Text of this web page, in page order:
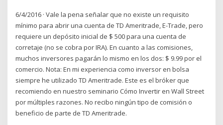
6/4/2016 · Vale la pena señalar que no existe un requisito
mínimo para abrir una cuenta de TD Ameritrade, E-Trade, pero
requiere un depósito inicial de $ 500 para una cuenta de
corretaje (no se cobra por IRA). En cuanto a las comisiones,
muchos inversores pagarán lo mismo en los dos: $ 9.99 por el
comercio. Nota: En mi experiencia como inversor en bolsa
siempre he utilizado TD Ameritrade. Este es el bróker que
recomiendo en nuestro seminario Cómo Invertir en Wall Street
por múltiples razones. No recibo ningún tipo de comisión o
beneficio de parte de TD Ameritrade.